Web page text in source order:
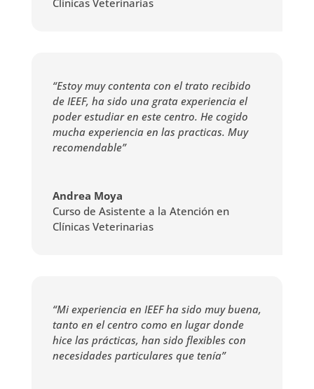
Clínicas Veterinarias
“Estoy muy contenta con el trato recibido
de IEEF, ha sido una grata experiencia el
poder estudiar en este centro. He cogido
mucha experiencia en las practicas. Muy
recomendable”
Andrea Moya
Curso de Asistente a la Atención en
Clínicas Veterinarias
“Mi experiencia en IEEF ha sido muy buena,
tanto en el centro como en lugar donde
hice las prácticas, han sido flexibles con
necesidades particulares que tenía”